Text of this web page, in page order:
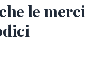
le merci